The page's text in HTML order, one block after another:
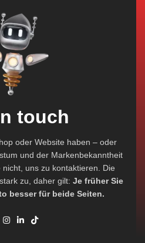
touch
oder Website haben – oder
und der Markenbekanntheit
uns zu kontaktieren. Die
zu, daher gilt: Je früher Sie
besser für beide Seiten.